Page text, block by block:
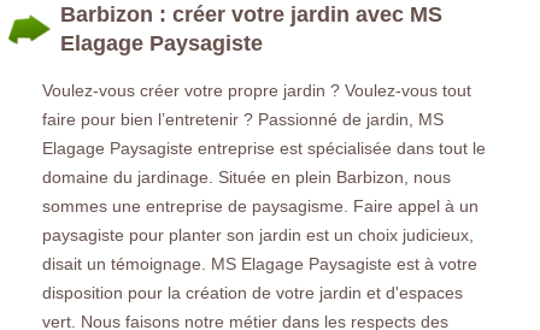
Barbizon : créer votre jardin avec MS
Elagage Paysagiste
Voulez-vous créer votre propre jardin ? Voulez-vous tout
faire pour bien l’entretenir ? Passionné de jardin, MS
Elagage Paysagiste entreprise est spécialisée dans tout le
domaine du jardinage. Située en plein Barbizon, nous
sommes une entreprise de paysagisme. Faire appel à un
paysagiste pour planter son jardin est un choix judicieux,
disait un témoignage. MS Elagage Paysagiste est à votre
disposition pour la création de votre jardin et d'espaces
vert. Nous faisons notre métier dans les respects des